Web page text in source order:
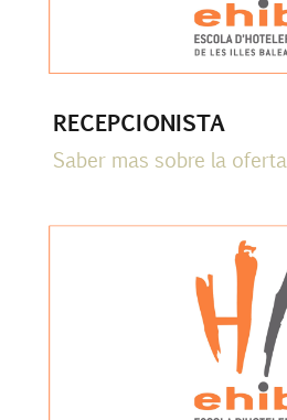
RECEPCIONISTA
Saber mas sobre la oferta